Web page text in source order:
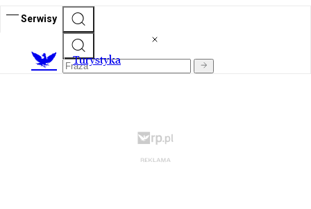
Serwisy
Turystyka